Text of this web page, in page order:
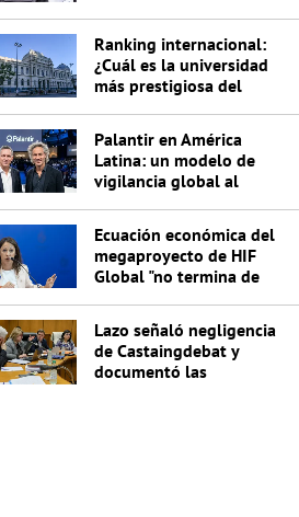
Ranking internacional:
¿Cuál es la universidad
más prestigiosa del
Palantir en América
Latina: un modelo de
vigilancia global al
Ecuación económica del
megaproyecto de HIF
Global "no termina de
Lazo señaló negligencia
de Castaingdebat y
documentó las